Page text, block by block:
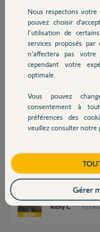
Chauffage
Autres produits
Devis avec un pro
Contact
Merci,
Jean-Michel G.
il y a environ un mois
Participer
Réponses
Bonjour,
Mais,... quels sont la marque,
Quels sont les accessoires de
Richy C. il y a
Nous respectons
pouvez choisir
l'utilisation de
services proposés
n’affectera pas
cependant votre
optimale.
Vous pouvez
consentement à
préférences des
veuillez consulter notre
Gérer